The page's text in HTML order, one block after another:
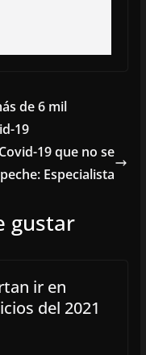
de 6 mil
19
19 que no se
Especialista
gustar
ir en
del 2021